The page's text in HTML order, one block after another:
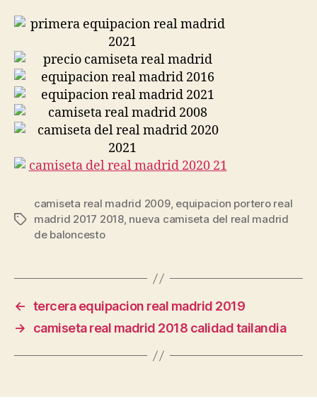
Etiquetas
camiseta real madrid 2009, equipacion portero real
madrid 2017 2018, nueva camiseta del real madrid
de baloncesto
← tercera equipacion real madrid 2019
→
camiseta real madrid 2018 calidad tailandia